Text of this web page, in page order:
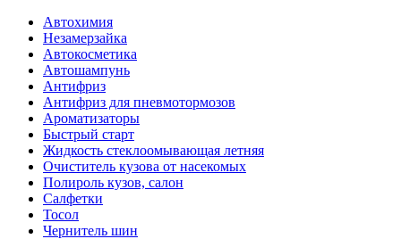
Автохимия
Незамерзайка
Автокосметика
Автошампунь
Антифриз
Антифриз для пневмотормозов
Ароматизаторы
Быстрый старт
Жидкость стеклоомывающая летняя
Очиститель кузова от насекомых
Полироль кузов, салон
Салфетки
Тосол
Чернитель шин